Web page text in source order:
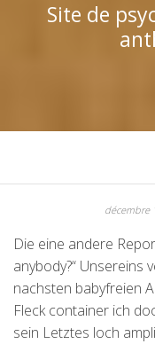
Site de
décembre
Die eine andere
anybody?“ Unsereins
nachsten babyfreien
Fleck container ich
sein Letztes loch